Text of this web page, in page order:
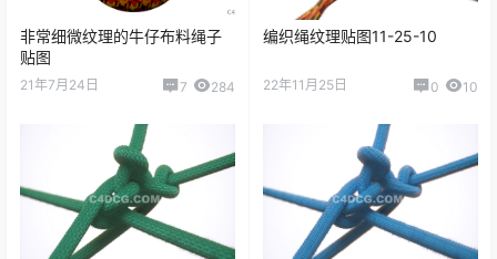
非常细微纹理的牛仔布料绳子
贴图
21年7月24日 7 284
编织绳纹理贴图11-25-10
22年11月25日 0 10